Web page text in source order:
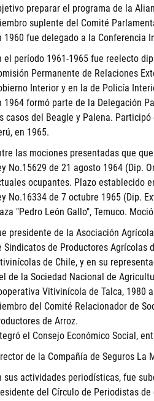
preparar el programa de la
suplente del Comité
1960 fue delegado a la Conferencia
el período 1961-1965 fue reelecto
Permanente de Relaciones
Interior y en la de Policía
1964 formó parte de la Delegación
casos del Beagle y Palena.
en 1965.
las mociones presentadas que
No.15629 de 21 agosto 1964 (Dip.
ocupantes. Plazo establecido
No.16334 de 7 octubre 1965 (Dip.
"Pedro León Gallo", Temuco.
presidente de la Asociación
Sindicatos de Productores Agrícolas
de Chile, y en su
de la Sociedad Nacional de
Vitivinícola de Talca, 1980
del Comité Relacionador de
de Arroz.
el Consejo Económico Social,
de la Compañía de Seguros La
sus actividades periodísticas, fue
del Círculo de Periodistas de